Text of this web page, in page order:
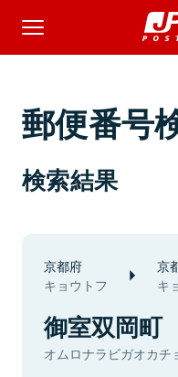
郵便番号
検索結果
京都府
キョウトフ
京
キ
御室双岡町
オムロナラビガオカチ